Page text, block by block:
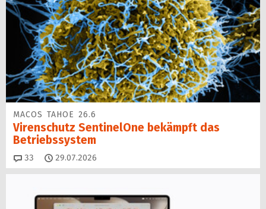
MACOS TAHOE 26.6
Virenschutz SentinelOne be­kämpft das
Betriebssystem
33 Kommentare
29.07.2026